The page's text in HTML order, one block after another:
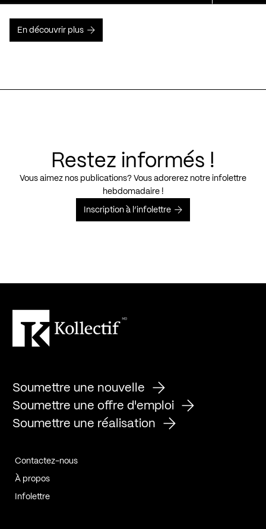
En découvrir plus
Restez informés !
Vous aimez nos publications? Vous adorerez notre infolettre
hebdomadaire !
Inscription à l’infolettre
Soumettre une nouvelle
Soumettre une offre d'emploi
Soumettre une réalisation
Contactez-nous
À propos
Infolettre